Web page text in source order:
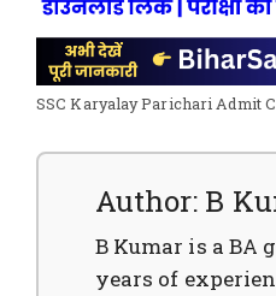
SSC Karyalay Parichari Admit
Author: B
B Kumar is a BA
years of